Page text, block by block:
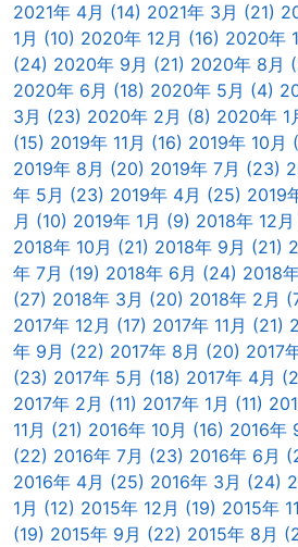
2021年 4月 (14) 2021年 3月 (21)
1月 (10) 2020年 12月 (16) 2020年
(24) 2020年 9月 (21) 2020年 8月
2020年 6月 (18) 2020年 5月 (4)
3月 (23) 2020年 2月 (8) 2020年 1
(15) 2019年 11月 (16) 2019年 10月
2019年 8月 (20) 2019年 7月 (23)
年 5月 (23) 2019年 4月 (25) 2019
月 (10) 2019年 1月 (9) 2018年 12月
2018年 10月 (21) 2018年 9月 (21)
年 7月 (19) 2018年 6月 (24) 2018
(27) 2018年 3月 (20) 2018年 2月
2017年 12月 (17) 2017年 11月 (21)
年 9月 (22) 2017年 8月 (20) 2017
(23) 2017年 5月 (18) 2017年 4月
2017年 2月 (11) 2017年 1月 (11)
11月 (21) 2016年 10月 (16) 2016年
(22) 2016年 7月 (23) 2016年 6月
2016年 4月 (25) 2016年 3月 (24)
1月 (12) 2015年 12月 (19) 2015年
(19) 2015年 9月 (22) 2015年 8月